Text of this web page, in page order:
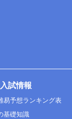
試情報
易予想ランキング表
基礎知識